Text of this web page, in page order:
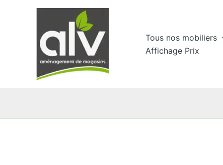
Tous nos mobiliers
Affichage Prix